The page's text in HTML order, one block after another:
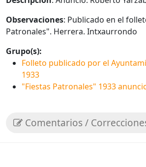
Observaciones: Publicado en el
Patronales". Herrera. Intxaurrondo
Grupo(s):
Folleto publicado por el
1933
"Fiestas Patronales" 1933
Comentarios /